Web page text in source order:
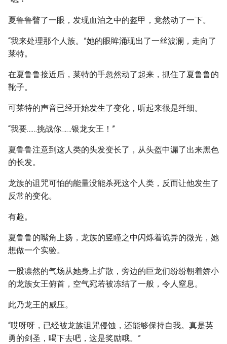
夏鲁鲁瞥了一眼，发现血泊之中的盔甲，竟然动了一下。
“我来处理那个人族。”她的眼眸涌现出了一丝波澜，走向了
莱特。
在夏鲁鲁接近后，莱特的手忽然动了起来，抓住了夏鲁鲁的
靴子。
可莱特的声音已经开始发生了变化，听起来很是纤细。
“我要……挑战你……银龙女王！”
夏鲁鲁注意到这人类的头发变长了，从头盔中漏了出来黑色
的长发。
龙族的诅咒可怕的能量没能杀死这个人类，反而让他发生了
反常的变化。
有趣。
夏鲁鲁的嘴角上扬，龙族的竖瞳之中闪烁着诡异的微光，她
想做一个实验。
一股凛然的气场从她身上扩散，旁边的巨龙们纷纷朝着娇小
的龙族女王俯首，空气宛若被冻结了一般，令人窒息。
此乃龙王的威压。
“哎呀呀，已经被龙族诅咒侵蚀，还能够保持自我。真是英
勇的剑圣，喝下去吧，这是奖励哦。”